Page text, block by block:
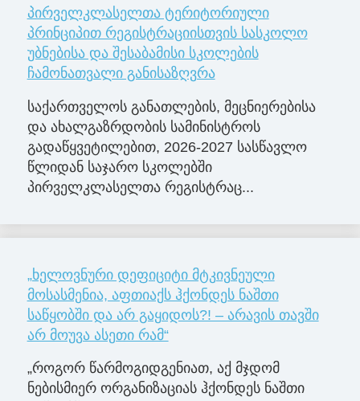
პირველკლასელთა ტერიტორიული
პრინციპით რეგისტრაციისთვის სასკოლო
უბნებისა და შესაბამისი სკოლების
ჩამონათვალი განისაზღვრა
საქართველოს განათლების, მეცნიერებისა
და ახალგაზრდობის სამინისტროს
გადაწყვეტილებით, 2026-2027 სასწავლო
წლიდან საჯარო სკოლებში
პირველკლასელთა რეგისტრაც...
„ხელოვნური დეფიციტი მტკივნეული
მოსასმენია, აფთიაქს ჰქონდეს ნაშთი
საწყობში და არ გაყიდოს?! – არავის თავში
არ მოუვა ასეთი რამ“
„როგორ წარმოგიდგენიათ, აქ მჯდომ
ნებისმიერ ორგანიზაციას ჰქონდეს ნაშთი